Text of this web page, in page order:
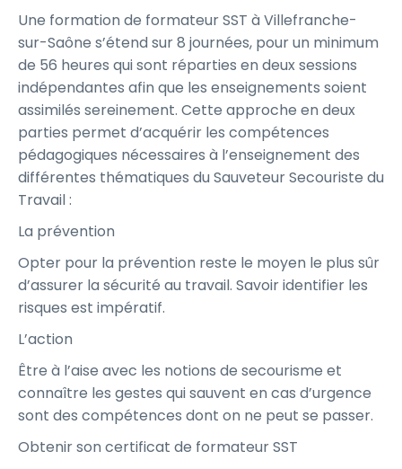
Une formation de formateur SST à Villefranche-
sur-Saône s’étend sur 8 journées, pour un minimum
de 56 heures qui sont réparties en deux sessions
indépendantes afin que les enseignements soient
assimilés sereinement. Cette approche en deux
parties permet d’acquérir les compétences
pédagogiques nécessaires à l’enseignement des
différentes thématiques du Sauveteur Secouriste du
Travail :
La prévention
Opter pour la prévention reste le moyen le plus sûr
d’assurer la sécurité au travail. Savoir identifier les
risques est impératif.
L’action
Être à l’aise avec les notions de secourisme et
connaître les gestes qui sauvent en cas d’urgence
sont des compétences dont on ne peut se passer.
Obtenir son certificat de formateur SST